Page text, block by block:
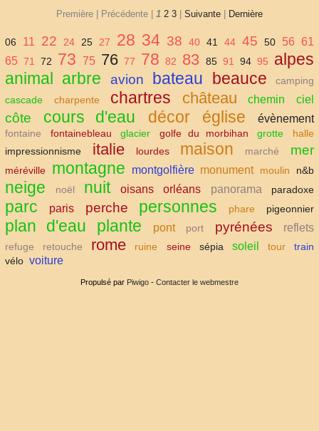
Première | Précédente | 1 2 3 Suivante Dernière
06 11 22 24 25 27 28 34 38 40 41 44 45 50 56 61
65 71 72 73 75 76 77 78 82 83 85 91 94 95
alpes
animal arbre avion bateau beauce
camping
cascade
charpente chartres château chemin ciel
côte cours d'eau décor église évènement
fontaine fontainebleau glacier golfe du morbihan grotte
halle
impressionnisme
italie lourdes maison marché mer
méréville montagne montgolfière monument moulin n&b
neige noël nuit oisans orléans panorama paradoxe
parc paris perche personnes phare pigeonnier
plan d'eau plante pont port pyrénées reflets
refuge retouche rome ruine seine sépia soleil tour
train
vélo voiture
Propulsé par Piwigo - Contacter le webmestre